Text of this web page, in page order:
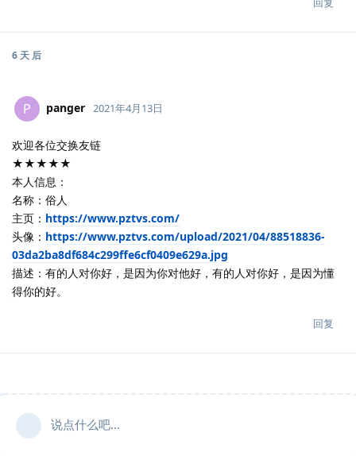
6 天 后
P panger 2021年4月13日
欢迎各位交换友链
★★★★★
本人信息：
名称：俗人
主页： https://www.pztvs.com/
头像： https://www.pztvs.com/upload/2021/04/88518836-
03da2ba8df684c299ffe6cf0409e629a.jpg
描述：有的人对你好，是因为你对他好，有的人对你好，是因为懂
得你的好。
回复
说点什么吧...